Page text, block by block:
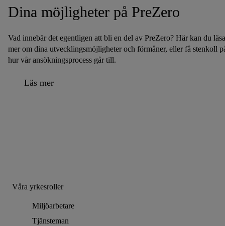
Dina möjligheter på PreZero
Vad innebär det egentligen att bli en del av PreZero? Här kan du läsa
mer om dina utvecklingsmöjligheter och förmåner, eller få stenkoll
hur vår ansökningsprocess går till.
Läs mer
Våra yrkesroller
Miljöarbetare
Tjänsteman